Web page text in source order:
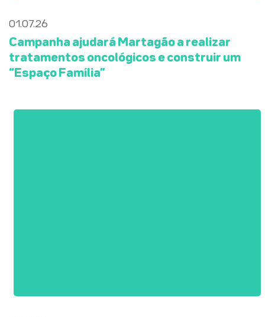
01.07.26
Campanha ajudará Martagão a realizar
tratamentos oncológicos e construir um
“Espaço Família”